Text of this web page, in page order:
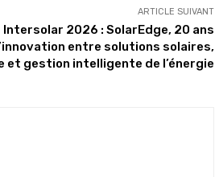
ARTICLE SUIVANT
Intersolar 2026 : SolarEdge, 20 ans
entre solutions solaires,
et gestion intelligente de l’énergie